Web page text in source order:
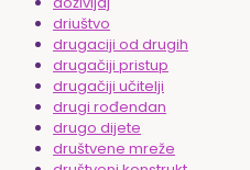
driuštvo
drugaciji od drugih
drugačiji pristup
drugačiji učitelji
drugi rođendan
drugo dijete
društvene mreže